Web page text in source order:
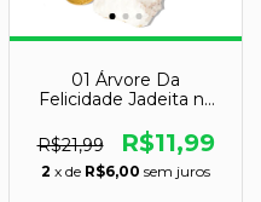
01 Árvore Da
Felicidade Jadeita na
R$21,99
R$11,99
2 x de R$6,00 sem juros